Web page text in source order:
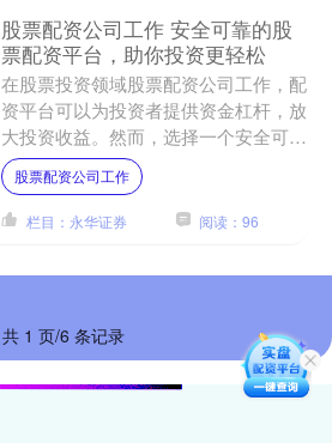
股票配资公司工作 安全可靠的股
票配资平台，助你投资更轻松
在股票投资领域股票配资公司工作，配
资平台可以为投资者提供资金杠杆，放
大投资收益。然而，选择一个安全可靠
的配资平台至关重要，以确保资金安全
和投资顺利。 配资好评炒....
股票配资公司工作
栏目：永华证券 阅读：96
共 1 页/6 条记录